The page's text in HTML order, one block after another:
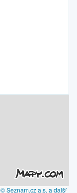
© Seznam.cz a.s. a další